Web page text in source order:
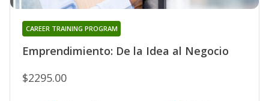
Emprendimiento: De la Idea al Negocio
CAREER TRAINING PROGRAM
$2295.00